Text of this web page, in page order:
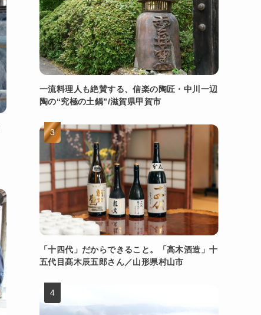
一流料理人も絶賛する、信楽の陶匠・中川一辺
陶の“究極の土鍋”/滋賀県甲賀市
「十四代」だからできること。「高木酒造」十
五代目髙木辰五郎さん／山形県村山市